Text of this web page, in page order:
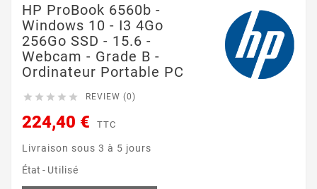
HP ProBook 6560b -
Windows 10 - I3 4Go
256Go SSD - 15.6 -
Webcam - Grade B -
Ordinateur Portable PC
     REVIEW (0)
224,40 € TTC
Livraison sous 3 à 5 jours
État - Utilisé